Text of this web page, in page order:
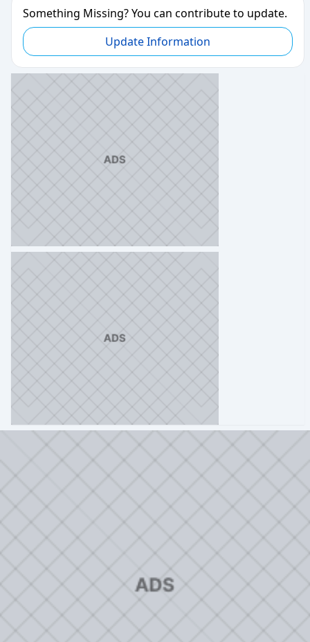
Something Missing? You can contribute to update.
Update Information